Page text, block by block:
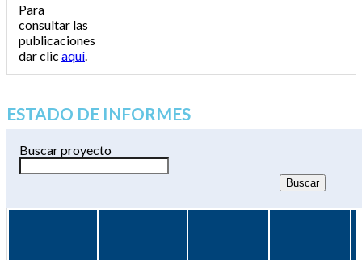
Para
consultar las
publicaciones
dar clic aquí.
ESTADO DE INFORMES
Buscar proyecto